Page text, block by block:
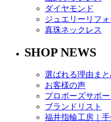
ダイヤモンド
ジュエリーリフォ
真珠ネックレス
SHOP NEWS
選ばれる理由まと
お客様の声
プロポーズサポー
ブランドリスト
福井指輪工房｜